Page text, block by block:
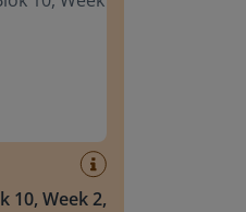
10, Week 2,